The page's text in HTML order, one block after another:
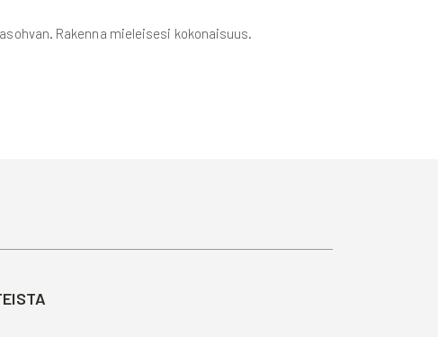
Rakenna mieleisesi kokonaisuus.